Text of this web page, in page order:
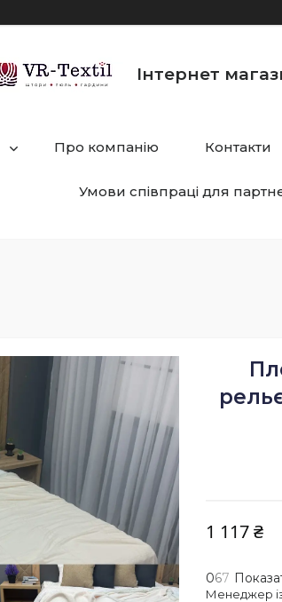
Інтернет
Про компанію Контакти
Умови співпраці для
1 117 ₴
067
Менеджер